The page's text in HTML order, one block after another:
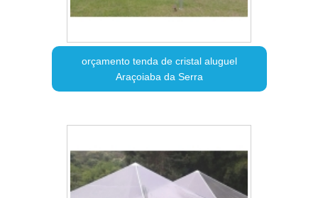
orçamento tenda de cristal aluguel
Araçoiaba da Serra